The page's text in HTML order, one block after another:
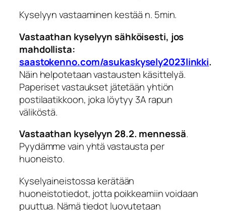
Kyselyyn vastaaminen kestää n. 5min.
Vastaathan kyselyyn sähköisesti, jos
mahdollista:
saastokenno.com/asukaskysely2023linkki.
Näin helpotetaan vastausten käsittelyä.
Paperiset vastaukset jätetään yhtiön
postilaatikkoon, joka löytyy 3A rapun
väliköstä.
Vastaathan kyselyyn 28.2. mennessä.
Pyydämme vain yhtä vastausta per
huoneisto.
Kyselyaineistossa kerätään
huoneistotiedot, jotta poikkeamiin voidaan
puuttua. Nämä tiedot luovutetaan